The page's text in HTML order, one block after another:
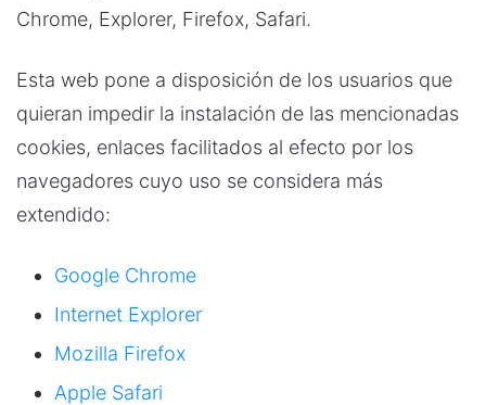
Chrome, Explorer, Firefox, Safari.
Esta web pone a disposición de los usuarios que
quieran impedir la instalación de las mencionadas
cookies, enlaces facilitados al efecto por los
navegadores cuyo uso se considera más
extendido:
Google Chrome
Internet Explorer
Mozilla Firefox
Apple Safari